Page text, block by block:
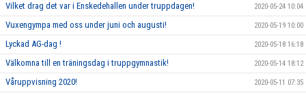
Vilket drag det var i Enskedehallen under truppdagen! 2020-05-24 10:04
Vuxengympa med oss under juni och augusti! 2020-05-19 10:00
Lyckad AG-dag ! 2020-05-18 16:18
Välkomna till en träningsdag i truppgymnastik! 2020-05-14 18:12
Våruppvisning 2020! 2020-05-11 07:35